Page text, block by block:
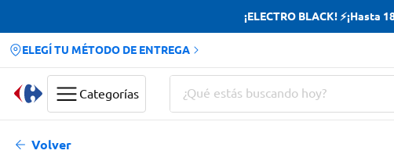
¡ELECTRO BLACK! ⚡¡Hasta
ELEGÍ TU MÉTODO DE ENTREGA
Categorías
¿Qué estás buscando hoy?
Volver
Términos más buscados